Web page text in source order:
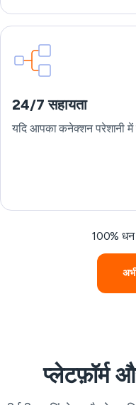
24/7 सहायता
यदि आपका कनेक्शन परेशानी में
100% धन
प्लेटफ़ॉर्म